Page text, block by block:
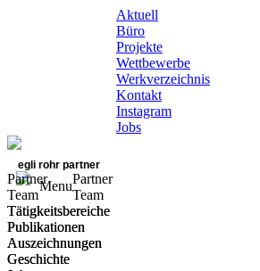
Aktuell
Büro
Projekte
Wettbewerbe
Werkverzeichnis
Kontakt
Instagram
Jobs
egli rohr partner
Menu
Partner
Team
Tätigkeitsbereiche
Publikationen
Auszeichnungen
Geschichte
Partner
Team
Tätigkeitsbereiche
Publikationen
Auszeichnungen
Geschichte